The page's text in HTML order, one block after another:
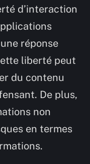
d’interaction
réponse
liberté peut
du contenu
De plus,
non
en termes